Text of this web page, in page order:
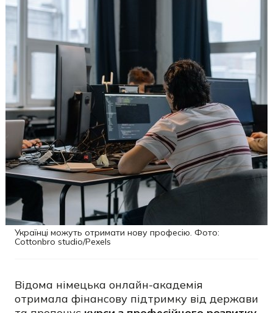
Українці можуть отримати нову професію. Фото:
Сottonbro studio/Pexels
Відома німецька онлайн-академія
отримала фінансову підтримку від держави